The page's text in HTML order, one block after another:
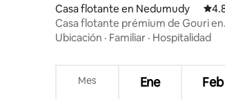
Casa flotante en Nedumudy
Casa flotante prémium de Gouri en
Alleppey
Ubicación · Familiar · Hospitalidad
Mes Ene Feb